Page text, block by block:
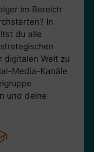
im Bereich
In
du alle
digitalen Welt zu
Media-Kanäle
und deine